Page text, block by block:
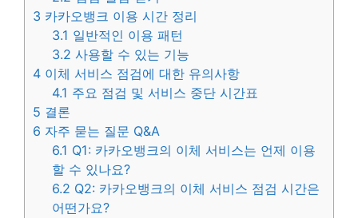
3 카카오뱅크 이용 시간 정리
3.1 일반적인 이용 패턴
3.2 사용할 수 있는 기능
4 이체 서비스 점검에 대한 유의사항
4.1 주요 점검 및 서비스 중단 시간표
5 결론
6 자주 묻는 질문 Q&A
6.1 Q1: 카카오뱅크의 이체 서비스는 언제 이용
할 수 있나요?
6.2 Q2: 카카오뱅크의 이체 서비스 점검 시간은
어떤가요?